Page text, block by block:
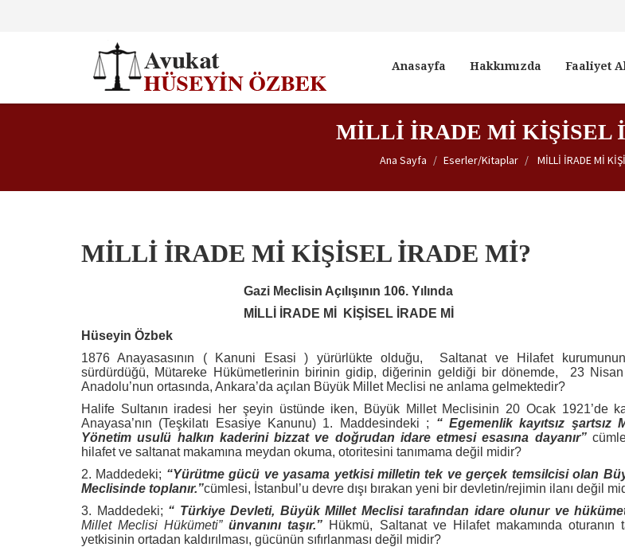
Anasayfa Hakkımızda Faaliyet
MİLLİ İRADE Mİ KİŞİSEL
Ana Sayfa Eserler/Kitaplar MİLLİ İRADE Mİ
MİLLİ İRADE Mİ KİŞİSEL İRADE Mİ?
Gazi Meclisin Açılışının 106. Yılında
MİLLİ İRADE Mİ
KİŞİSEL İRADE Mİ
Hüseyin Özbek
1876 Anayasasının ( Kanuni Esasi ) yürürlükte olduğu,
Saltanat ve Hilafet kurumunun
sürdürdüğü, Mütareke Hükümetlerinin birinin gidip, diğerinin geldiği bir dönemde,
23 Nisan
Anadolu’nun ortasında, Ankara’da açılan Büyük Millet Meclisi ne anlama gelmektedir?
Halife Sultanın iradesi her şeyin üstünde iken, Büyük Millet Meclisinin 20 Ocak 1921’de
Anayasa’nın (Teşkilatı Esasiye Kanunu) 1. Maddesindeki ; “ Egemenlik kayıtsız şartsız
Yönetim usulü halkın kaderini bizzat ve doğrudan idare etmesi esasına dayanır”
hilafet ve saltanat makamına meydan okuma, otoritesini tanımama değil midir?
2. Maddedeki; “Yürütme gücü ve yasama yetkisi milletin tek ve gerçek temsilcisi olan
Meclisinde toplanır.”cümlesi, İstanbul’u devre dışı bırakan yeni bir devletin/rejimin ilanı değil
3. Maddedeki; “ Türkiye Devleti, Büyük Millet Meclisi tarafından idare olunur ve
Millet Meclisi Hükümeti”ünvanını taşır.” Hükmü, Saltanat ve Hilafet makamında oturanın
yetkisinin ortadan kaldırılması, gücünün sıfırlanması değil midir?